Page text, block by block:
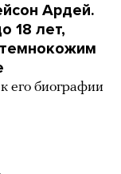
Ардей.
18 лет,
его биографии